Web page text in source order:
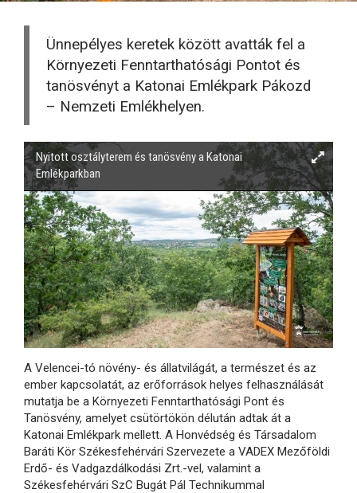
Ünnepélyes keretek között avatták fel a
Környezeti Fenntarthatósági Pontot és
tanösvényt a Katonai Emlékpark Pákozd
– Nemzeti Emlékhelyen.
Nyitott osztályterem és tanösvény a Katonai
Emlékparkban
A Velencei-tó növény- és állatvilágát, a természet és az
ember kapcsolatát, az erőforrások helyes felhasználását
mutatja be a Környezeti Fenntarthatósági Pont és
Tanösvény, amelyet csütörtökön délután adtak át a
Katonai Emlékpark mellett. A Honvédség és Társadalom
Baráti Kör Székesfehérvári Szervezete a VADEX Mezőföldi
Erdő- és Vadgazdálkodási Zrt.-vel, valamint a
Székesfehérvári SzC Bugát Pál Technikummal